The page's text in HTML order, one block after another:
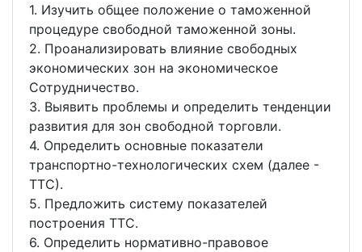
1. Изучить общее положение о таможенной
процедуре свободной таможенной зоны.
2. Проанализировать влияние свободных
экономических зон на экономическое
Сотрудничество.
3. Выявить проблемы и определить тенденции
развития для зон свободной торговли.
4. Определить основные показатели
транспортно-технологических схем (далее -
ТТС).
5. Предложить систему показателей
построения ТТС.
6. Определить нормативно-правовое